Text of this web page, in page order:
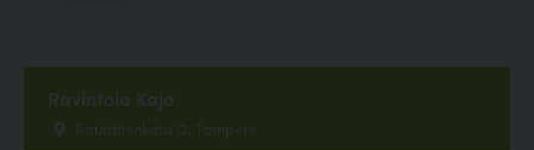
Ravintola Kajo
Rautatienkatu 12, Tampere